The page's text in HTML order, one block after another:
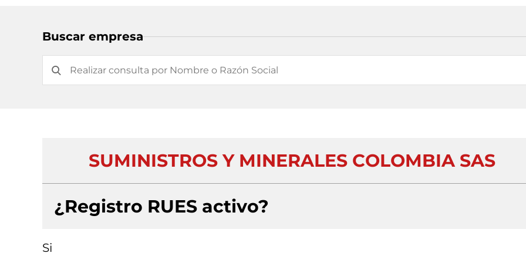
Buscar empresa
SUMINISTROS Y MINERALES COLOMBIA SAS
¿Registro RUES activo?
Si